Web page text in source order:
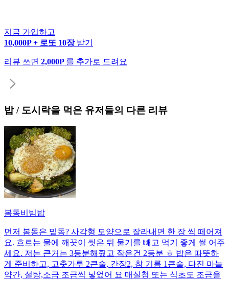
지금 가입하고
10,000P + 로또 10장 받기
리뷰 쓰면 2,000P 를 추가로 드려요
밥 / 도시락을 먹은 유저들의 다른 리뷰
봄동비빔밥
먼저 봄동은 밑동? 사각형 모양으로 잘라내면 한 장 씩 떼어져
요. 흐르는 물에 깨끗이 씻은 뒤 물기를 빼고 먹기 좋게 썰 어주
세요. 저는 큰거는 3등분해줬고 작은건 2등분 ㅎ 밥은 따뜻하
게 준비하고, 고춧가루 2큰술, 간장2, 참 기름 1큰술, 다진 마늘
약간, 설탕,소금 조금씩 넣었어 요 매실청 또는 식초도 조금을